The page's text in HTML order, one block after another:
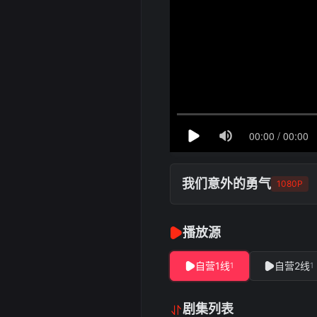
我们意外的勇气 1080P
播放源
自营1线1 自营2线1
剧集列表